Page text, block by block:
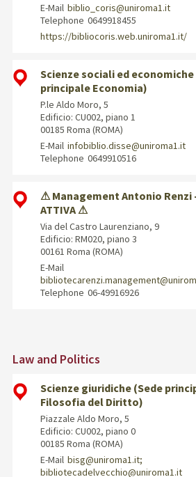
E-Mail biblio_coris@uniroma1.it
Telephone 0649918455
https://bibliocoris.web.uniroma1.it/
Scienze sociali ed economiche
principale Economia)
P.le Aldo Moro, 5
Edificio: CU002, piano 1
00185 Roma (ROMA)
E-Mail infobiblio.disse@uniroma1.it
Telephone 0649910516
⚠ Management Antonio Renzi
ATTIVA ⚠
Via del Castro Laurenziano, 9
Edificio: RM020, piano 3
00161 Roma (ROMA)
E-Mail
Telephone 06-49916926
Law and Politics
Scienze giuridiche (Sede
Filosofia del Diritto)
Piazzale Aldo Moro, 5
Edificio: CU002, piano 0
00185 Roma (ROMA)
E-Mail bisg@uniroma1.it;
bibliotecadelvecchio@uniroma1.it